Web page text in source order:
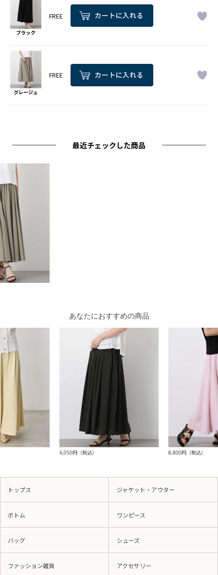
ブラック
FREE
グレージュ
FREE
最近チェックした商品
あなたにおすすめの商品
6,050円（税込） 8,800円（税込）
トップス ジャケット・アウター
ボトム ワンピース
バッグ シューズ
ファッション雑貨 アクセサリー